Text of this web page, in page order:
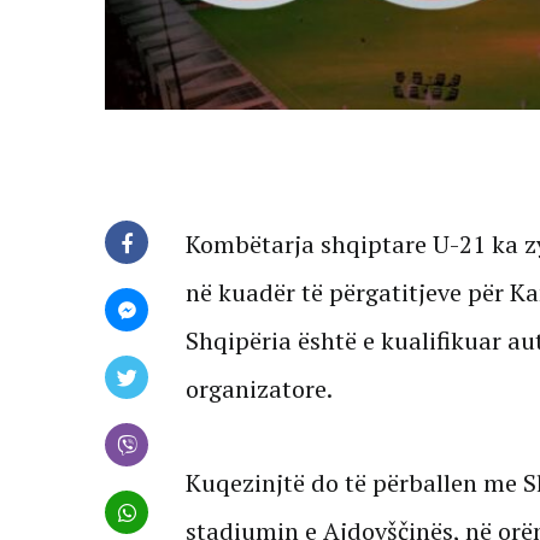
Kombëtarja shqiptare U-21 ka
në kuadër të përgatitjeve për
Shqipëria është e kualifikuar
organizatore.
Kuqezinjtë do të përballen me
stadiumin e Ajdovščinës, në